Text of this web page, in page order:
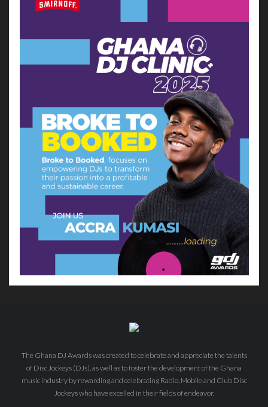
The Ghana DJ Awards was created to celebrate and appreciate the talents
of Disc Jockeys (DJs), as well as to foster the development of the Ghana
music industry by rewarding and celebrating Radio, Mobile and Club Disc
Jockeys who have excelled in their fields of endeavor.